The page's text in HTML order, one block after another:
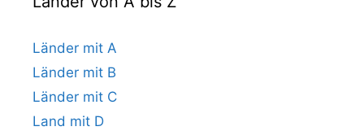
Länder mit A
Länder mit B
Länder mit C
Land mit D